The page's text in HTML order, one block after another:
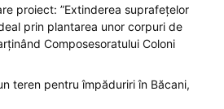
proiect: ”Extinderea suprafețelor
prin plantarea unor corpuri de
Composesoratului Coloni
teren pentru împăduriri în Băcani,